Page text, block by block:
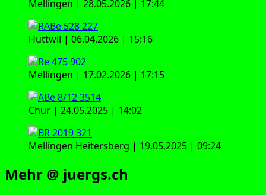
Mellingen | 28.05.2026 | 17:44
Huttwil | 06.04.2026 | 15:16
Mellingen | 17.02.2026 | 17:15
Chur | 24.05.2025 | 14:02
Mellingen Heitersberg | 19.05.2025 | 09:24
Mehr @ juergs.ch